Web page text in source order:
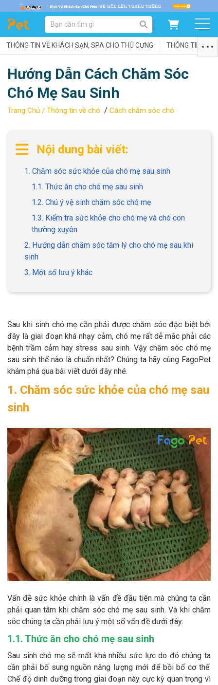
DANH MỤC SẢN PHẨM
SẢN PHẨM DÀNH CHO MÈO SẢN PHẨM DÀNH CHO CHÓ
SẨN PHẨM THEO THƯƠNG HIỆU
GIỚI THIỆU
Dịch vụ cắt tỉa lông chó
mèo
Dịch vụ huấn luyện chó
Dịch vụ mua bán chó
mèo
Dịch vụ phối giống chó
mèo
Thông tin về khách sạn,
spa cho thú cưng
Thông tin về chó
Thông tin về mèo
CHÍNH SÁCH
Chính sách mua hàng Chính sách vận chuyển
Chính sách bảo hành Chính sách bảo mật
Chính sách đổi trả
LIÊN HỆ
TỔNG ĐÀI TƯ VẤN
0929894774
THÔNG TIN VỀ KHÁCH SẠN, SPA CHO THÚ CƯNG THÔNG TIN VỀ
Hướng Dẫn Cách Chăm Sóc
Chó Mẹ Sau Sinh
Trang Chủ / Thông tin về chó / Cách chăm sóc chó
Nội dung bài viết:
1. Chăm sóc sức khỏe của chó mẹ sau sinh
1.1. Thức ăn cho chó mẹ sau sinh
1.2. Chú ý vệ sinh chăm sóc chó mẹ
1.3. Kiểm tra sức khỏe cho chó mẹ và chó con
thường xuyên
2. Hướng dẫn chăm sóc tâm lý cho chó mẹ sau khi
sinh
3. Một số lưu ý khác
Sau khi sinh chó mẹ cần phải được chăm sóc đặc biệt bởi
đây là giai đoạn khá nhạy cảm, chó mẹ rất dễ mắc phải các
bệnh trầm cảm hay stress sau sinh. Vậy chăm sóc chó mẹ
sau sinh thế nào là chuẩn nhất? Chúng ta hãy cùng FagoPet
khám phá qua bài viết dưới đây nhé.
1. Chăm sóc sức khỏe của chó mẹ sau
sinh
Vấn đề sức khỏe chính là vấn đề đầu tiên mà chúng ta cần
phải quan tâm khi chăm sóc chó mẹ sau sinh. Và khi chăm
sóc chúng ta cần phải lưu ý một số vấn đề dưới đây:
1.1. Thức ăn cho chó mẹ sau sinh
Sau sinh chó mẹ sẽ mất khá nhiều sức lực do đó chúng ta
cần phải bổ sung nguồn năng lượng mới để bồi bổ cơ thể.
Chế độ dinh dưỡng trong giai đoạn này cực kỳ quan trọng vì